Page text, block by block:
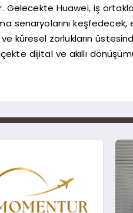
Gelecekte Huawei, iş
senaryolarını keşfedecek,
küresel zorlukların
dijital ve akıllı